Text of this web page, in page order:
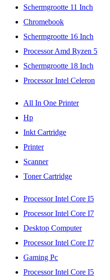
Schermgrootte 11 Inch
Chromebook
Schermgrootte 16 Inch
Processor Amd Ryzen 5
Schermgrootte 18 Inch
Processor Intel Celeron
All In One Printer
Hp
Inkt Cartridge
Printer
Scanner
Toner Cartridge
Processor Intel Core I5
Processor Intel Core I7
Desktop Computer
Processor Intel Core I7
Gaming Pc
Processor Intel Core I5